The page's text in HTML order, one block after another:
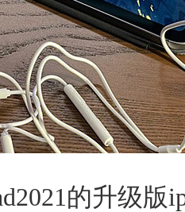
的升级版